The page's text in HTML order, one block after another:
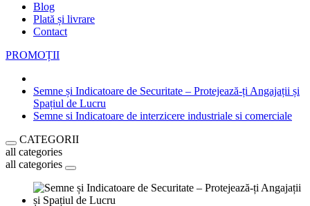
Blog
Plată și livrare
Contact
PROMOȚII
Semne și Indicatoare de Securitate – Protejează-ți Angajații și
Spațiul de Lucru
Semne si Indicatoare de interzicere industriale si comerciale
CATEGORII
all categories
all categories